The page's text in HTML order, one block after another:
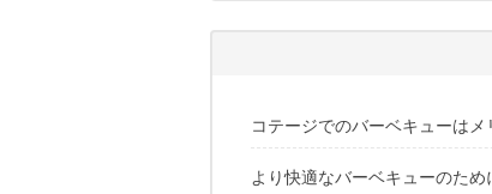
コテージでのバーベキューはメ
より快適なバーベキューのた